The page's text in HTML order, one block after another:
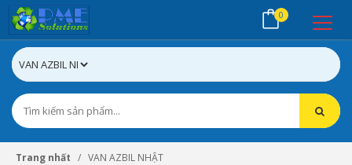
0
Trang nhất VAN AZBIL NHẬT